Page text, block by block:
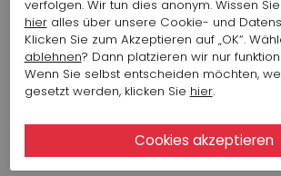
HIGH KLEID 482
Artikelnummer : 16174-
Farbe: Grün
374,52 $ 187,26 $
Sehen Sie sich alle Looks der
verfolgen. Wir tun dies anonym. Wissen
hieralles über unsere Cookie- und
Klicken Sie zum Akzeptieren auf „OK“.
ablehnen? Dann platzieren wir nur
Wenn Sie selbst entscheiden möchten,
gesetzt werden, klicken Sie hier.